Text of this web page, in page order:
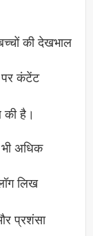
की देखभाल
पर कंटेंट
की है।
अधिक
लिख
प्रशंसा